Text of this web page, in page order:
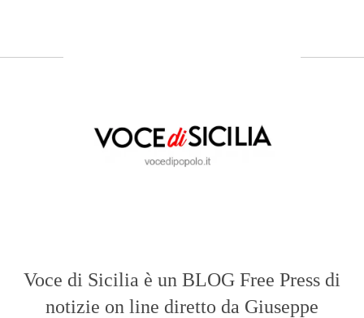
Voce di Sicilia è un BLOG Free Press di
notizie on line diretto da Giuseppe